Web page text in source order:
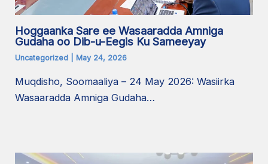
Hoggaanka Sare ee Wasaaradda Amniga
Gudaha oo Dib-u-Eegis Ku Sameeyay
Uncategorized May 24, 2026
Muqdisho, Soomaaliya – 24 May 2026: Wasiirka
Wasaaradda Amniga Gudaha…